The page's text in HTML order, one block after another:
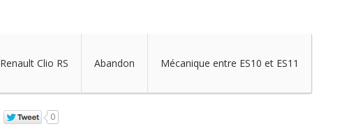
Renault Clio RS Abandon Mécanique entre ES10 et ES11
0